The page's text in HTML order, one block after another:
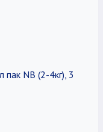
пак NB (2-4кг), 3